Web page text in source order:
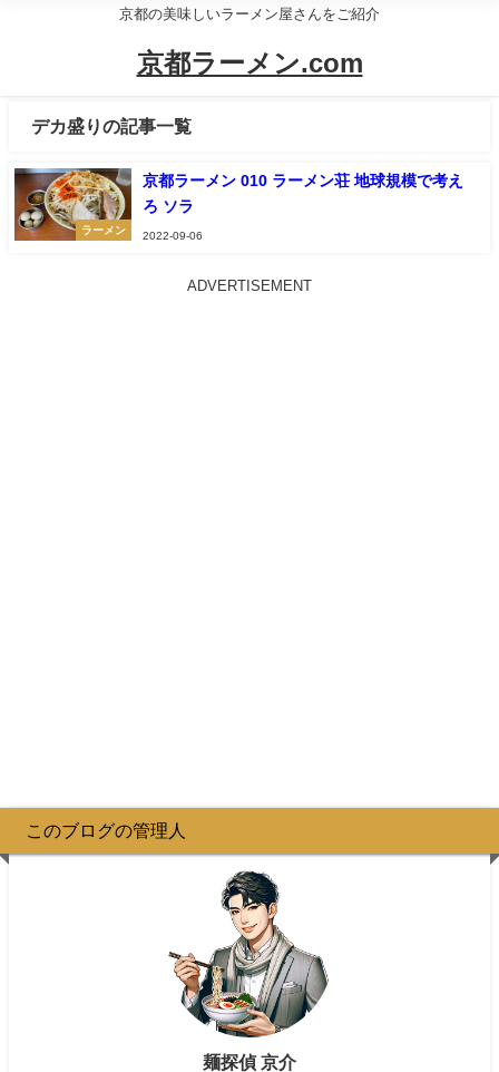
京都の美味しいラーメン屋さんをご紹介
京都ラーメン.com
デカ盛りの記事一覧
ラーメン
京都ラーメン 010 ラーメン荘 地球規模で考え
ろ ソラ
2022-09-06
ADVERTISEMENT
このブログの管理人
麺探偵 京介